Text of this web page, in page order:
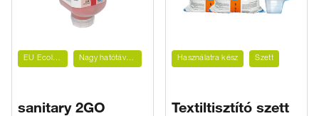
EU Ecolabel Nagy hatótávolság
sanitary 2GO
Használatra kész Szett
Textiltisztító szett